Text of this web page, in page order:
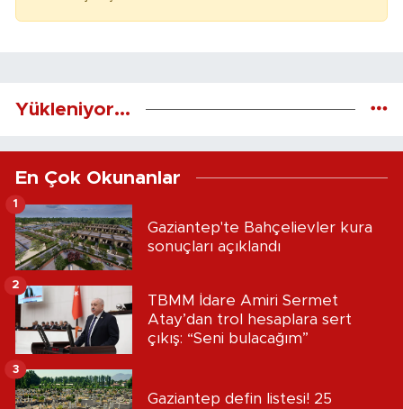
Yükleniyor...
En Çok Okunanlar
Gaziantep'te Bahçelievler kura
sonuçları açıklandı
1
TBMM İdare Amiri Sermet
Atay’dan trol hesaplara sert
çıkış: “Seni bulacağım”
2
Gaziantep defin listesi! 25
3